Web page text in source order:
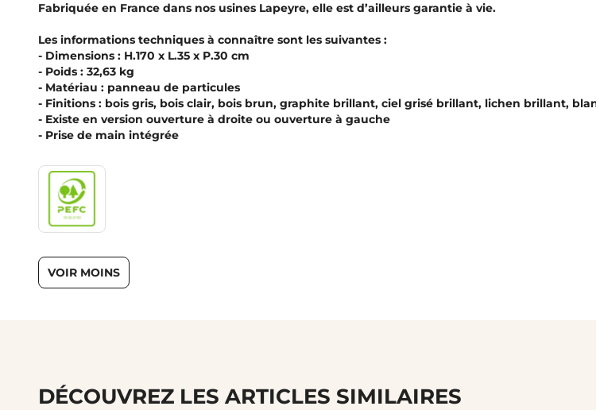
Fabriquée en France dans nos usines Lapeyre, elle est d’ailleurs garantie à vie.
Les informations techniques à connaître sont les suivantes :
- Dimensions : H.170 x L.35 x P.30 cm
- Poids : 32,63 kg
- Matériau : panneau de particules
- Finitions : bois gris, bois clair, bois brun, graphite brillant, ciel grisé brillant, lichen brillant,
- Existe en version ouverture à droite ou ouverture à gauche
- Prise de main intégrée
VOIR MOINS
DÉCOUVREZ LES ARTICLES SIMILAIRES